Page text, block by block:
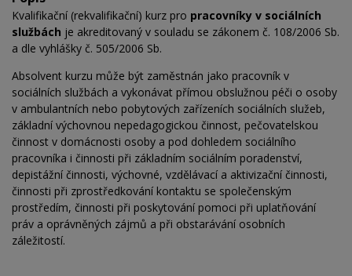
Kvalifikační (rekvalifikační) kurz pro pracovníky v sociálních
službách je akreditovaný v souladu se zákonem č. 108/2006 Sb.
a dle vyhlášky č. 505/2006 Sb.
Absolvent kurzu může být zaměstnán jako pracovník v
sociálních službách a vykonávat přímou obslužnou péči o osoby
v ambulantních nebo pobytových zařízeních sociálních služeb,
základní výchovnou nepedagogickou činnost, pečovatelskou
činnost v domácnosti osoby a pod dohledem sociálního
pracovníka i činnosti při základním sociálním poradenství,
depistážní činnosti, výchovné, vzdělávací a aktivizační činnosti,
činnosti při zprostředkování kontaktu se společenským
prostředím, činnosti při poskytování pomoci při uplatňování
práv a oprávněných zájmů a při obstarávání osobních
záležitostí.